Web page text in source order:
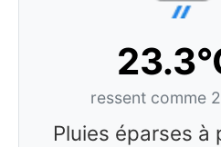
ressent comme
Pluies éparses à